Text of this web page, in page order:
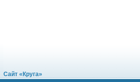
Сайт «Круга»